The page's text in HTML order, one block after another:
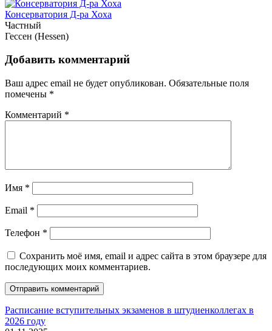
Консерватория Д-ра Хоха
Частный
Гессен (Hessen)
Добавить комментарий
Ваш адрес email не будет опубликован. Обязательные поля
помечены *
Комментарий *
Имя *
Email *
Телефон *
Сохранить моё имя, email и адрес сайта в этом браузере для
последующих моих комментариев.
Расписание вступительных экзаменов в штудиенколлегах в
2026 году